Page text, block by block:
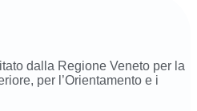
dalla Regione Veneto per la
per l’Orientamento e i